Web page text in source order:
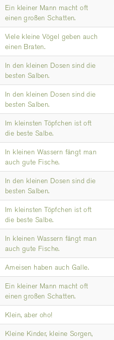
Ein kleiner Mann macht oft
einen großen Schatten.
Viele kleine Vögel geben auch
einen Braten.
In den kleinen Dosen sind die
besten Salben.
In den kleinen Dosen sind die
besten Salben.
Im kleinsten Töpfchen ist oft
die beste Salbe.
In kleinen Wassern fängt man
auch gute Fische.
In den kleinen Dosen sind die
besten Salben.
Im kleinsten Töpfchen ist oft
die beste Salbe.
In kleinen Wassern fängt man
auch gute Fische.
Ameisen haben auch Galle.
Ein kleiner Mann macht oft
einen großen Schatten.
Klein, aber oho!
Kleine Kinder, kleine Sorgen,